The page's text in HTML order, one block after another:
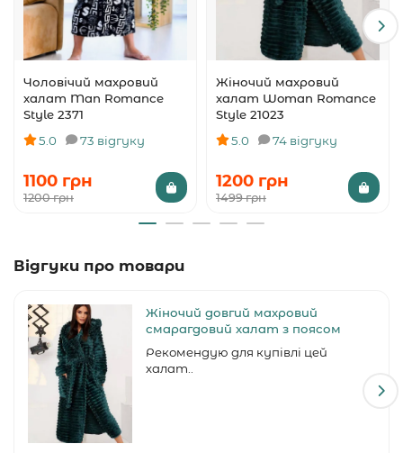
Чоловічий махровий
халат Man Romance
Style 2371
5.0
73 відгуку
1100 грн
1200 грн
Жіночий махровий
халат Woman Romance
Style 21023
5.0
74 відгуку
1200 грн
1499 грн
Відгуки про товари
Жіночий довгий махровий
смарагдовий халат з поясом
Рекомендую для купівлі цей
халат..